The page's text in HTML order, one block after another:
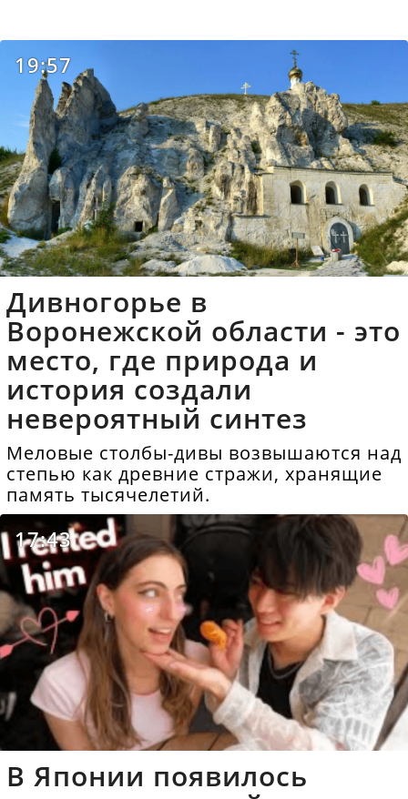
19:57
Дивногорье в
Воронежской области - это
место, где природа и
история создали
невероятный синтез
Меловые столбы-дивы возвышаются над
степью как древние стражи, хранящие
память тысячелетий.
17:43
В Японии появилось